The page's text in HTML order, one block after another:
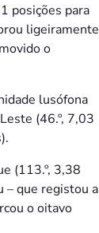
posições para
ligeiramente
o
lusófona
(46.º, 7,03
(113.º, 3,38
– que registou a
o oitavo